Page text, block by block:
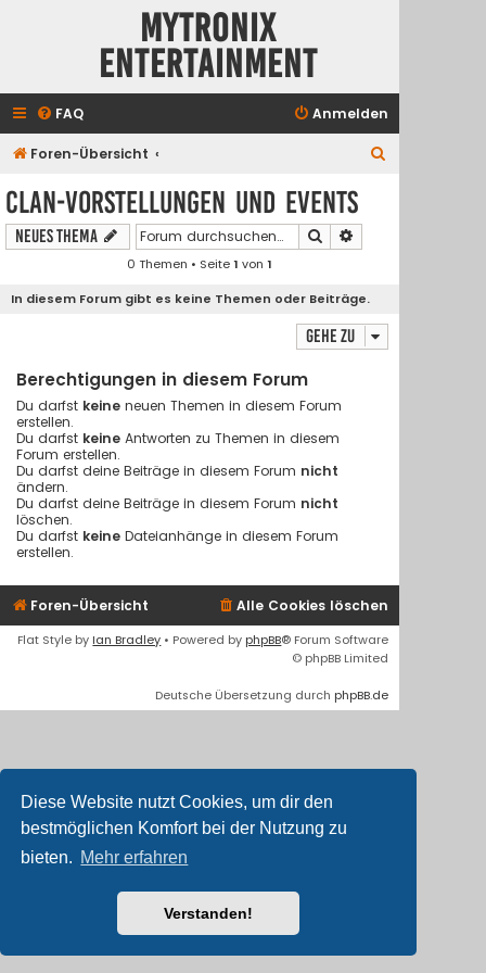
Diese Website nutzt Cookies, um dir den
bestmöglichen Komfort bei der Nutzung zu
bieten. Mehr erfahren
Verstanden!
Mytronix
Entertainment
FAQ Anmelden
Foren-Übersicht
Clan-Vorstellungen und Events
Neues Thema Suche
0 Themen • Seite1 von1
In diesem Forum gibt es keine Themen oder Beiträge.
Gehe zu
Berechtigungen in diesem Forum
Du darfst keine neuen Themen in diesem Forum
erstellen.
Du darfst keine Antworten zu Themen in diesem
Forum erstellen.
Du darfst deine Beiträge in diesem Forum nicht
ändern.
Du darfst deine Beiträge in diesem Forum nicht
löschen.
Du darfst keine Dateianhänge in diesem Forum
erstellen.
Foren-Übersicht Alle Cookies löschen
Flat Style by Ian Bradley • Powered by phpBB® Forum Software
© phpBB Limited
Deutsche Übersetzung durch phpBB.de